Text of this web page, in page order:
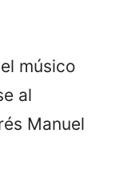
músico
al
Manuel